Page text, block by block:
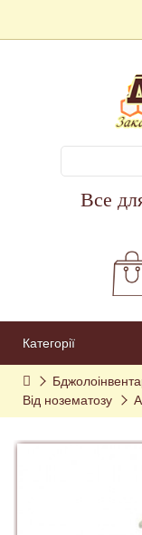
Все
Категорії
Від нозематозу